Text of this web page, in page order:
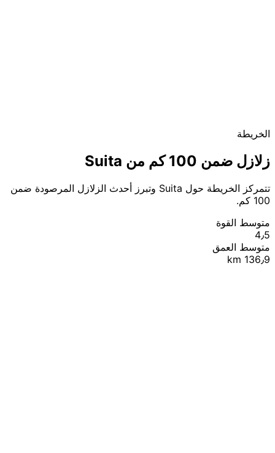
الخريطة
زلازل ضمن 100 كم من Suita
تتمركز الخريطة حول Suita وتبرز أحدث الزلازل المرصودة ضمن
100 كم.
متوسط القوة
4٫5
متوسط العمق
136٫9 km
Leaflet
© OpenStreetMap contributors